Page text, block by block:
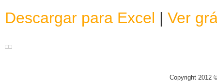
Descargar para Excel | Ver
Copyright 2012